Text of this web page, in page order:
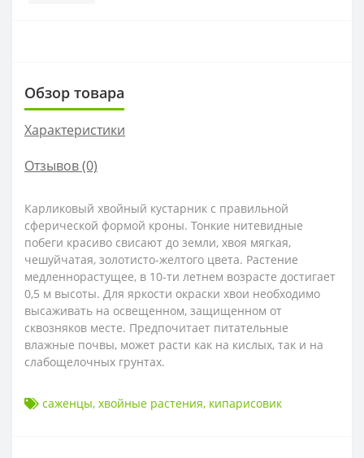
Обзор товара
Характеристики
Отзывов (0)
Карликовый хвойный кустарник с правильной
сферической формой кроны. Тонкие нитевидные
побеги красиво свисают до земли, хвоя мягкая,
чешуйчатая, золотисто-желтого цвета. Растение
медленнорастущее, в 10-ти летнем возрасте достигает
0,5 м высоты. Для яркости окраски хвои необходимо
высаживать на освещенном, защищенном от
сквозняков месте. Предпочитает питательные
влажные почвы, может расти как на кислых, так и на
слабощелочных грунтах.
саженцы, хвойные растения, кипарисовик